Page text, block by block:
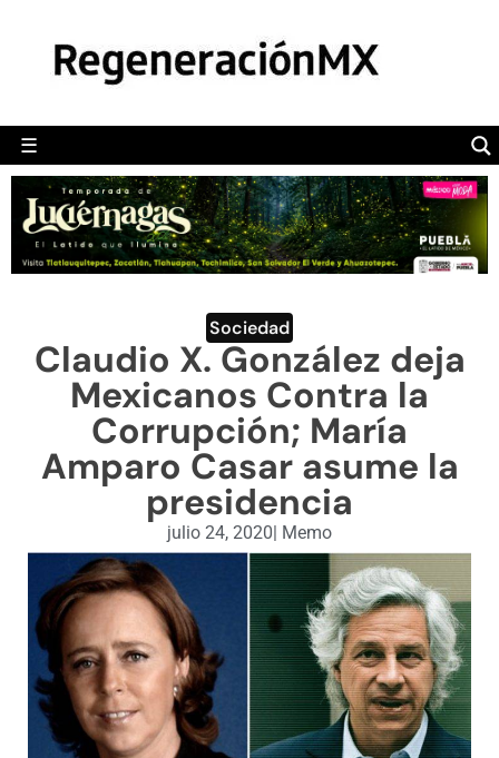
☰
POLÍTICA
CAMALEÓN
OPINIÓN
DEPORTES
ENGLISH SECTION
VIDEOS
Sociedad
Claudio X. González deja
Mexicanos Contra la
Corrupción; María
Amparo Casar asume la
presidencia
julio 24, 2020| Memo